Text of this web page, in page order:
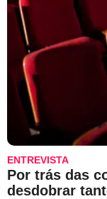
ENTREVISTA
Por trás das
desdobrar